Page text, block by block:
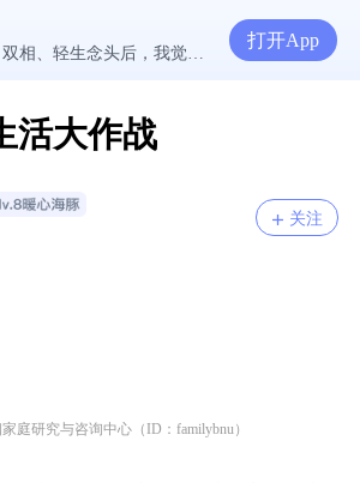
里获得专业心理帮助
打开App
活大作战
关注
庭研究与咨询中心（ID：familybnu）